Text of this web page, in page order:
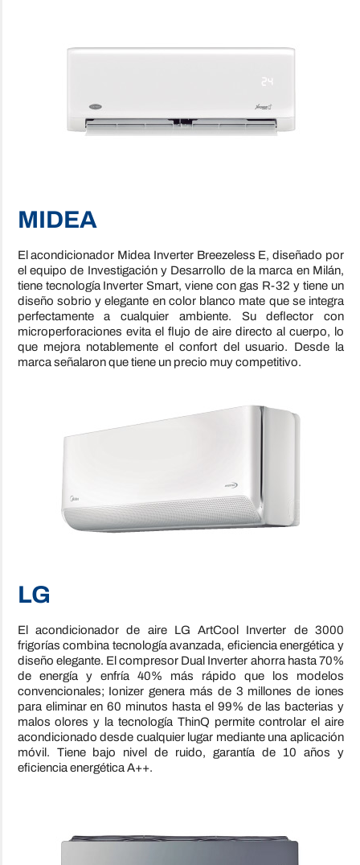
MIDEA
El acondicionador Midea Inverter Breezeless E, diseñado por
el equipo de Investigación y Desarrollo de la marca en Milán,
tiene tecnología Inverter Smart, viene con gas R-32 y tiene un
diseño sobrio y elegante en color blanco mate que se integra
perfectamente a cualquier ambiente. Su deflector con
microperforaciones evita el flujo de aire directo al cuerpo, lo
que mejora notablemente el confort del usuario. Desde la
marca señalaron que tiene un precio muy competitivo.
LG
El acondicionador de aire LG ArtCool Inverter de 3000
frigorías combina tecnología avanzada, eficiencia energética y
diseño elegante. El compresor Dual Inverter ahorra hasta 70%
de energía y enfría 40% más rápido que los modelos
convencionales; Ionizer genera más de 3 millones de iones
para eliminar en 60 minutos hasta el 99% de las bacterias y
malos olores y la tecnología ThinQ permite controlar el aire
acondicionado desde cualquier lugar mediante una aplicación
móvil. Tiene bajo nivel de ruido, garantía de 10 años y
eficiencia energética A++.